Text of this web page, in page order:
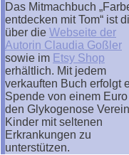
Das Mitmachbuch
entdecken mit Tom“ ist
über die Webseite der
Autorin Claudia Goßler
sowie im Etsy Shop
erhältlich. Mit jedem
verkauften Buch erfolgt
Spende von einem Euro
den Glykogenose
Kinder mit seltenen
Erkrankungen zu
unterstützen.